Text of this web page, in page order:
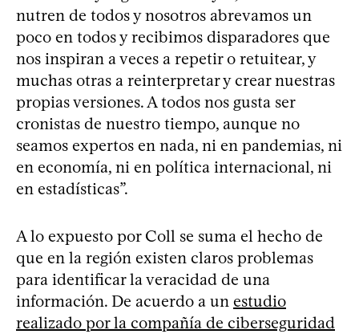
nutren de todos y nosotros abrevamos un
poco en todos y recibimos disparadores que
nos inspiran a veces a repetir o retuitear, y
muchas otras a reinterpretar y crear nuestras
propias versiones. A todos nos gusta ser
cronistas de nuestro tiempo, aunque no
seamos expertos en nada, ni en pandemias, ni
en economía, ni en política internacional, ni
en estadísticas”.
A lo expuesto por Coll se suma el hecho de
que en la región existen claros problemas
para identificar la veracidad de una
información. De acuerdo a un estudio
realizado por la compañía de ciberseguridad